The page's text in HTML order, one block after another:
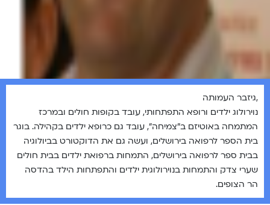
,גיזבר העמותה
נוירולוג ילדים ורופא התפתחותי, עובד בקופות חולים ובמרכז
המתמחה באוטיזם ב”צמיחה”, עובד גם כרופא ילדים בקהילה. בוגר
בית הספר לרפואה בירושלים, ועשה גם את הדוקטורט בביולוגיה
בבית ספר לרפואה בירושלים, התמחות ברפואת ילדים בבית חולים
שערי צדק והתמחות בנוירולוגית ילדים והתפתחות הילד בהדסה
הר הצופים.